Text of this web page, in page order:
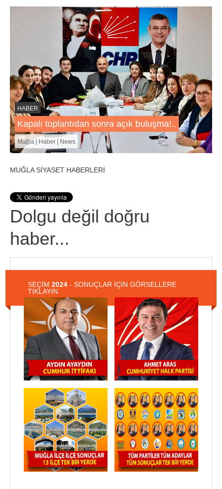
HABER
Kapalı toplantıdan sonra açık buluşma!..
Muğla | Haber | News
MUĞLA SİYASET HABERLERİ
Dolgu değil doğru
haber...
SEÇİM 2024 - SONUÇLAR İÇİN GÖRSELLERE
TIKLAYIN